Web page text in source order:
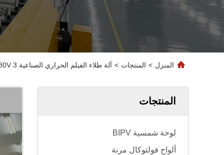
المنزل > المنتجات > آلة طلاء الفيلم الحراري الصناعية AC380V 3 مرحلة 5 سلك إمدادات الطاقة
المنتجات
لوحة شمسية BIPV
ألواح فولتوكال مرنة